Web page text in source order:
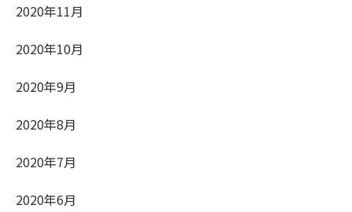
2020年11月
2020年10月
2020年9月
2020年8月
2020年7月
2020年6月